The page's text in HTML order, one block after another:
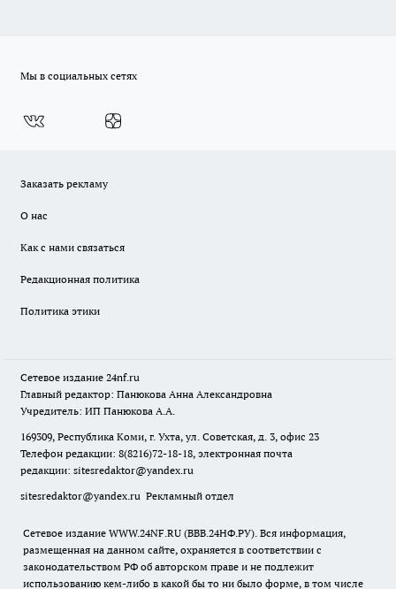
Мы в социальных сетях
Заказать рекламу
О нас
Как с нами связаться
Редакционная политика
Политика этики
Сетевое издание 24nf.ru
Главный редактор: Панюкова Анна Александровна
Учредитель: ИП Панюкова А.А.
169309, Республика Коми, г. Ухта, ул. Советская, д. 3, офис 23
Телефон редакции: 8(8216)72-18-18, электронная почта
редакции: sitesredaktor@yandex.ru
sitesredaktor@yandex.ru Рекламный отдел
Сетевое издание WWW.24NF.RU (ВВВ.24НФ.РУ). Вся информация,
размещенная на данном сайте, охраняется в соответствии с
законодательством РФ об авторском праве и не подлежит
использованию кем-либо в какой бы то ни было форме, в том числе